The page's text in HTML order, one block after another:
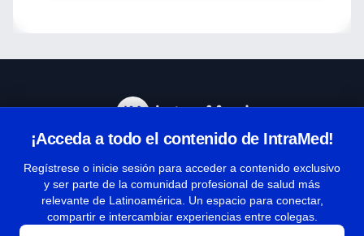
¡Acceda a todo el contenido de IntraMed!
Regístrese o inicie sesión para acceder a contenido exclusivo
y ser parte de la comunidad profesional de salud más
relevante de Latinoamérica. Un espacio para conectar,
compartir e intercambiar experiencias entre colegas.
Términos y condiciones
| Políticas de privacidad